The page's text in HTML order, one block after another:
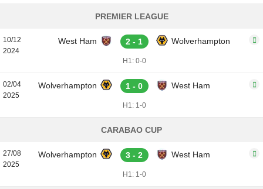
PREMIER LEAGUE
10/12
2024
West Ham 2 - 1 Wolverhampton
H1: 0-0
02/04
2025
Wolverhampton 1 - 0 West Ham
H1: 1-0
CARABAO CUP
27/08
2025
Wolverhampton 3 - 2 West Ham
H1: 1-0